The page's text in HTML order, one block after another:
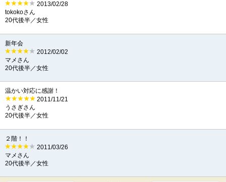
2013/02/28
tokokoさん
20代後半／女性
新年会
2012/02/02
マメさん
20代後半／女性
温かい対応に感謝！
2011/11/21
うさぎさん
20代後半／女性
２階！！
2011/03/26
マメさん
20代後半／女性